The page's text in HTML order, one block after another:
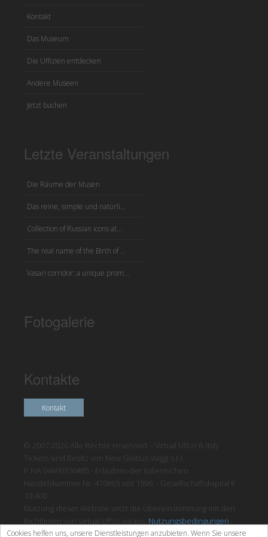
Kontakt
Das Museum
Die Uffizien entdecken
Andere Museen
Jetzt buchen
Letzte Veranstaltungen
Die Räume der Musen
Das reine, simple und natürli...
Collection of Russian icons at...
The real name of the Birth of ...
Vasari corridor: a unique prom...
Fotogalerie
Kontakte
Kontakt
© 2007-2026 Alle Rechte reserviert. - Virtual Uffizi & Italy
Tickets sind Besitz von New Globus Viaggi s.r.l.
P.IVA 04690350485 - Erlaubnis der italienischen
Handelskammer Nr. 470865 seit 1996. - Gesellschaftskapital €
10.400
Nutzung dieser Website setzt die Übereinstimmung mit den
Richtlinien von Virtual Uffizi voraus. Nutzungsbedingungen
Datenschutzrichtlinien
Cookies helfen uns, unsere Dienstleistungen anzubieten. Wenn Sie unsere